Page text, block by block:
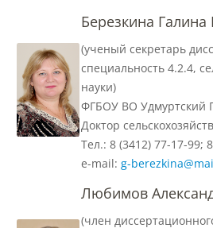
Абитуриенту
Университет
Об университете
Миссия, цель и ценности УдГАУ
Ректорат
Березкина
(ученый секретарь
специальность 4.2.4,
науки)
ФГБОУ ВО Удмуртский
Доктор
Тел.: 8 (3412) 77-17-99;
е-mail: g-
Любимов
(член